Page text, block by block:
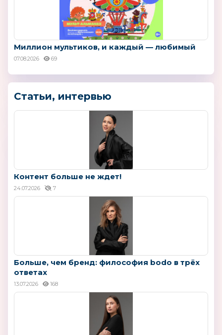
Миллион мультиков, и каждый — любимый
07.08.2026 69
Статьи, интервью
Контент больше не ждет!
24.07.2026 7
Больше, чем бренд: философия bodo в трёх
ответах
13.07.2026 168